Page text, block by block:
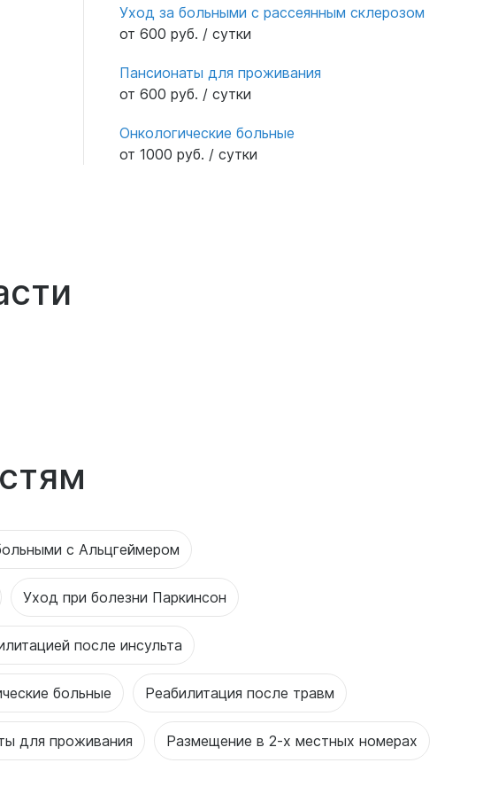
Уход за больными с рассеянным склерозом
от 600 руб. / сутки
Пансионаты для проживания
от 600 руб. / сутки
Онкологические больные
от 1000 руб. / сутки
с Альцгеймером
Уход при болезни Паркинсон
после инсульта
больные Реабилитация после травм
для проживания Размещение в 2-х местных номерах